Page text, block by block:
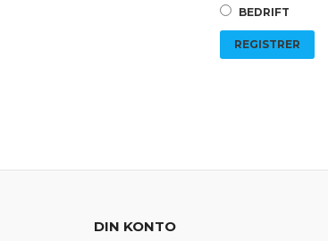
BEDRIFT
DIN KONTO